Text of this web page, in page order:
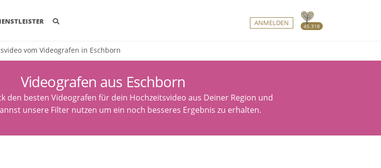
45.318
ANMELDEN
vom Videografen in Eschborn
Videografen aus Eschborn
den besten Videografen für dein Hochzeitsvideo aus Deiner Region und
unsere Filter nutzen um ein noch besseres Ergebnis zu erhalten.